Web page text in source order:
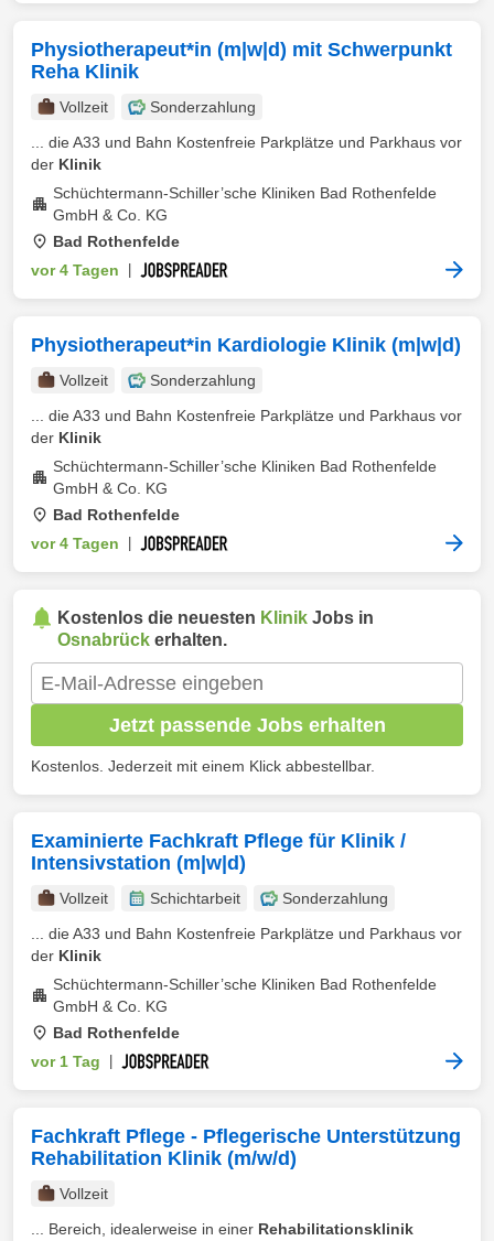
Physiotherapeut*in (m|w|d) mit Schwerpunkt
Reha Klinik
Vollzeit
Sonderzahlung
... die A33 und Bahn Kostenfreie Parkplätze und Parkhaus vor
der Klinik
Schüchtermann-Schiller’sche Kliniken Bad Rothenfelde
GmbH & Co. KG
Bad Rothenfelde
vor 4 Tagen
Physiotherapeut*in Kardiologie Klinik (m|w|d)
Vollzeit
Sonderzahlung
... die A33 und Bahn Kostenfreie Parkplätze und Parkhaus vor
der Klinik
Schüchtermann-Schiller’sche Kliniken Bad Rothenfelde
GmbH & Co. KG
Bad Rothenfelde
vor 4 Tagen
Kostenlos die neuesten Klinik Jobs in
Osnabrück erhalten.
Jetzt passende Jobs erhalten
Kostenlos. Jederzeit mit einem Klick abbestellbar.
Examinierte Fachkraft Pflege für Klinik /
Intensivstation (m|w|d)
Vollzeit Schichtarbeit
Sonderzahlung
... die A33 und Bahn Kostenfreie Parkplätze und Parkhaus vor
der Klinik
Schüchtermann-Schiller’sche Kliniken Bad Rothenfelde
GmbH & Co. KG
Bad Rothenfelde
vor 1 Tag
Fachkraft Pflege - Pflegerische Unterstützung
Rehabilitation Klinik (m/w/d)
Vollzeit
... Bereich, idealerweise in einer Rehabilitationsklinik